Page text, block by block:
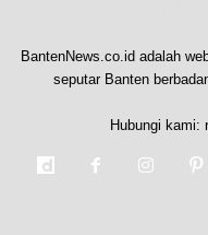
BantenNews.co.id adalah
seputar Banten
Hubungi kami: